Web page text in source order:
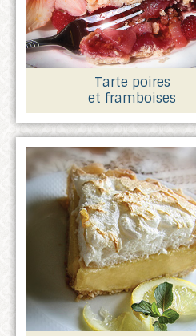
Tarte poires
et framboises